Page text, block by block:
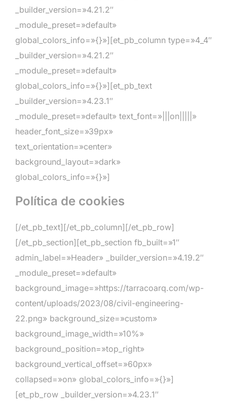
_builder_version=»4.21.2″
_module_preset=»default»
global_colors_info=»{}»][et_pb_column type=»4_4″
_builder_version=»4.21.2″
_module_preset=»default»
global_colors_info=»{}»][et_pb_text
_builder_version=»4.23.1″
_module_preset=»default» text_font=»|||on|||||»
header_font_size=»39px»
text_orientation=»center»
background_layout=»dark»
global_colors_info=»{}»]
Política de cookies
[/et_pb_text][/et_pb_column][/et_pb_row]
[/et_pb_section][et_pb_section fb_built=»1″
admin_label=»Header» _builder_version=»4.19.2″
_module_preset=»default»
background_image=»https://tarracoarq.com/wp-
content/uploads/2023/08/civil-engineering-
22.png» background_size=»custom»
background_image_width=»10%»
background_position=»top_right»
background_vertical_offset=»60px»
collapsed=»on» global_colors_info=»{}»]
[et_pb_row _builder_version=»4.23.1″